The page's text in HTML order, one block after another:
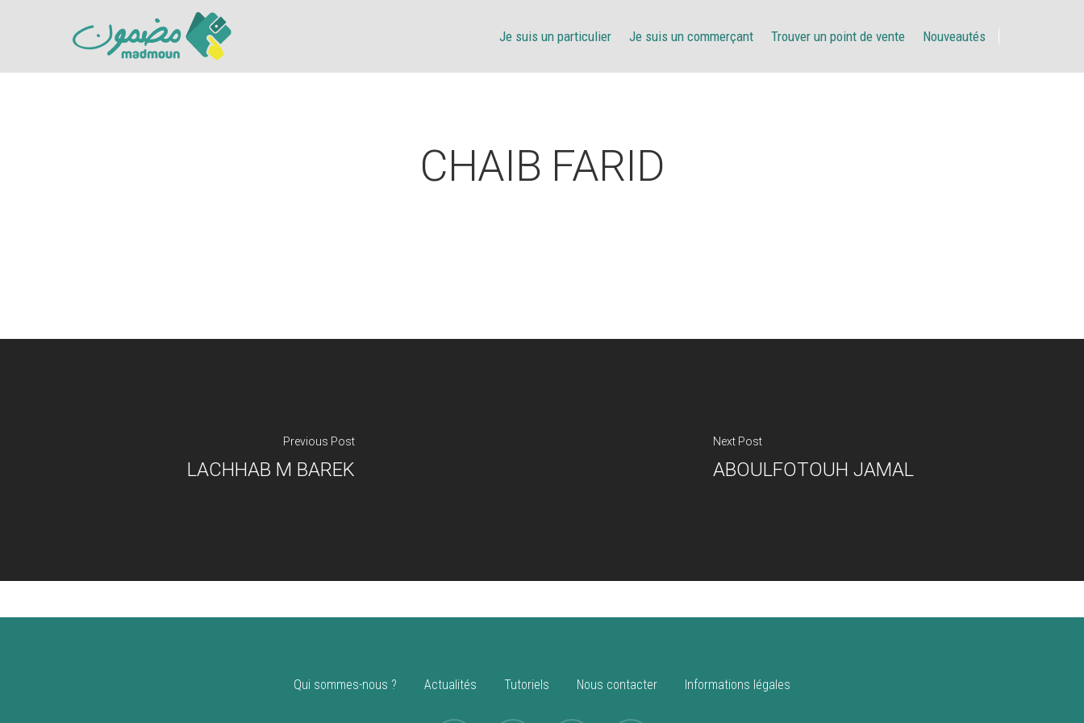
Je suis un particulier Je suis un commerçant Trouver un point de vente Nouveautés
CHAIB FARID
Previous Post
LACHHAB M BAREK
Next Post
ABOULFOTOUH JAMAL
Qui sommes-nous ? Actualités Tutoriels Nous contacter Informations légales